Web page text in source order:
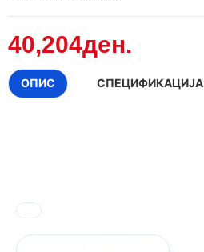
40,204ден.
ОПИС СПЕЦИФИКАЦИЈА